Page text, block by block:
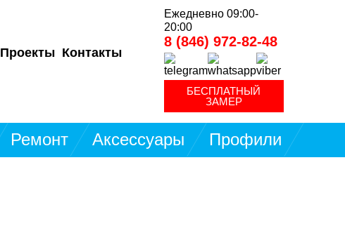
Проекты Контакты
Ежедневно 09:00-
20:00
8 (846) 972-82-48
БЕСПЛАТНЫЙ
ЗАМЕР
Ремонт Аксессуары Профили